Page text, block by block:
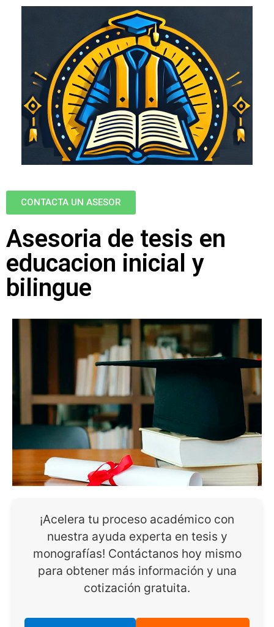
CONTACTA UN ASESOR
Asesoria de tesis en
educacion inicial y
bilingue
¡Acelera tu proceso académico con
nuestra ayuda experta en tesis y
monografías! Contáctanos hoy mismo
para obtener más información y una
cotización gratuita.